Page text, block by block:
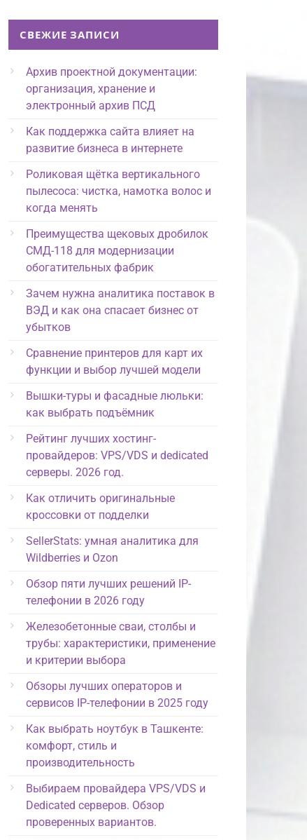
СВЕЖИЕ ЗАПИСИ
Архив проектной документации:
организация, хранение и
электронный архив ПСД
Как поддержка сайта влияет на
развитие бизнеса в интернете
Роликовая щётка вертикального
пылесоса: чистка, намотка волос и
когда менять
Преимущества щековых дробилок
СМД-118 для модернизации
обогатительных фабрик
Зачем нужна аналитика поставок в
ВЭД и как она спасает бизнес от
убытков
Сравнение принтеров для карт их
функции и выбор лучшей модели
Вышки-туры и фасадные люльки:
как выбрать подъёмник
Рейтинг лучших хостинг-
провайдеров: VPS/VDS и dedicated
серверы. 2026 год.
Как отличить оригинальные
кроссовки от подделки
SellerStats: умная аналитика для
Wildberries и Ozon
Обзор пяти лучших решений IP-
телефонии в 2026 году
Железобетонные сваи, столбы и
трубы: характеристики, применение
и критерии выбора
Обзоры лучших операторов и
сервисов IP-телефонии в 2025 году
Как выбрать ноутбук в Ташкенте:
комфорт, стиль и
производительность
Выбираем провайдера VPS/VDS и
Dedicated серверов. Обзор
проверенных вариантов.